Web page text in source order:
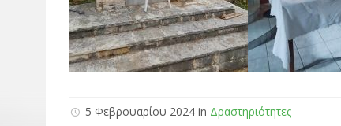
5 Φεβρουαρίου 2024 in Δραστηριότητες